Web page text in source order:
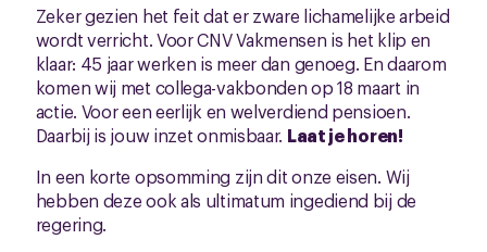
Zeker gezien het feit dat er zware lichamelijke arbeid
wordt verricht. Voor CNV Vakmensen is het klip en
klaar: 45 jaar werken is meer dan genoeg. En daarom
komen wij met collega-vakbonden op 18 maart in
actie. Voor een eerlijk en welverdiend pensioen.
Daarbij is jouw inzet onmisbaar. Laat je horen!
In een korte opsomming zijn dit onze eisen. Wij
hebben deze ook als ultimatum ingediend bij de
regering.